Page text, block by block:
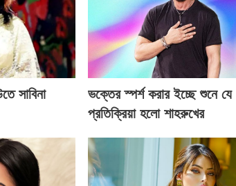
সাবিনা
ভক্তের স্পর্শ করার ইচ্ছে শুনে যে
প্রতিক্রিয়া হলো শাহরুখের